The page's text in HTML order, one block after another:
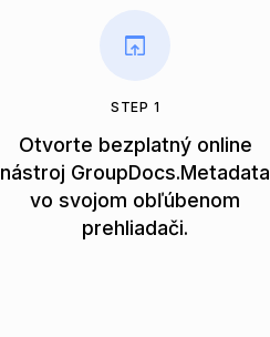
STEP 1
Otvorte bezplatný online
nástroj GroupDocs.Metadata
vo svojom obľúbenom
prehliadači.